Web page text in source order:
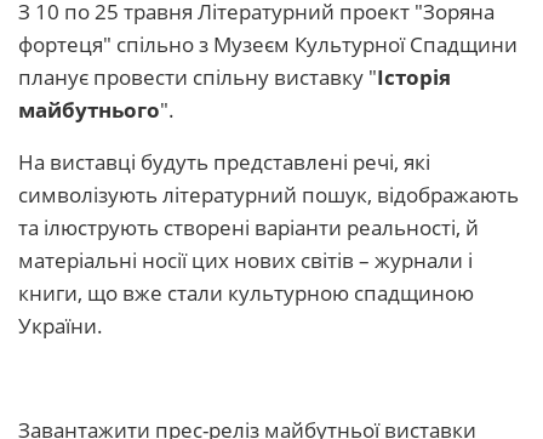
З 10 по 25 травня Літературний проект "Зоряна
фортеця" спільно з Музеєм Культурної Спадщини
планує провести спільну виставку "Історія
майбутнього".
На виставці будуть представлені речі, які
символізують літературний пошук, відображають
та ілюструють створені варіанти реальності, й
матеріальні носії цих нових світів – журнали і
книги, що вже стали культурною спадщиною
України.
Завантажити прес-реліз майбутньої виставки